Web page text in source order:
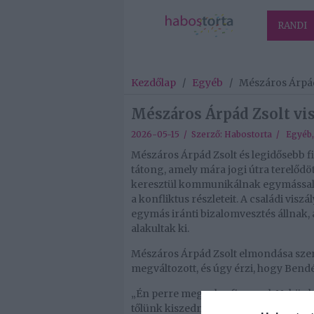
RANDI
Kezdőlap / Egyéb / Mészáros
Mészáros Árpád Zsolt
2026-05-15 / Szerző: Habostorta / Egyéb,
Mészáros Árpád Zsolt és legidősebb
tátong, amely mára jogi útra
keresztül kommunikálnak
a konfliktus részleteit. A családi
egymás iránti bizalomvesztés
alakultak ki.
Mészáros Árpád Zsolt elmondása
megváltozott, és úgy érzi, hogy
„Én perre megyek a fiammal.
tőlünk kiszedni. Ő egy pénzhajhász